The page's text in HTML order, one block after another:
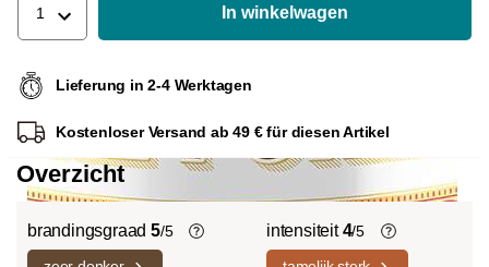
1 In winkelwagen
Lieferung in 2-4 Werktagen
Kostenloser Versand ab 49 € für diesen Artikel
Overzicht
brandingsgraad 5/5 intensiteit4/5